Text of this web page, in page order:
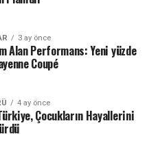
3 ay önce
Alan Performans: Yeni yüzde
Coupé
4 ay önce
Çocukların Hayallerini